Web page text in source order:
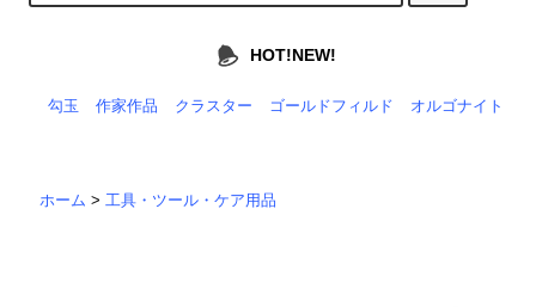
HOT!NEW!
勾玉 作家作品 クラスター ゴールドフィルド オルゴナイト
ホーム >工具・ツール・ケア用品